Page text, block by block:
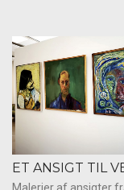
ET ANSIGT TIL